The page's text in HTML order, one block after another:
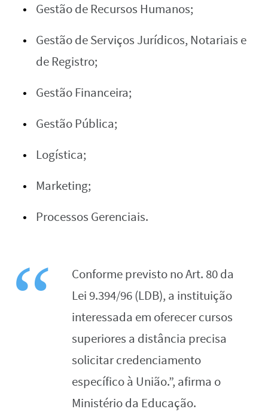
Gestão de Recursos Humanos;
Gestão de Serviços Jurídicos, Notariais e
de Registro;
Gestão Financeira;
Gestão Pública;
Logística;
Marketing;
Processos Gerenciais.
Conforme previsto no Art. 80 da
Lei 9.394/96 (LDB), a instituição
interessada em oferecer cursos
superiores a distância precisa
solicitar credenciamento
específico à União.”, afirma o
Ministério da Educação.